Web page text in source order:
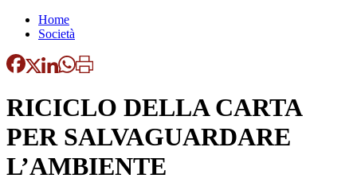
Home
Società
RICICLO DELLA CARTA
PER SALVAGUARDARE
L’AMBIENTE